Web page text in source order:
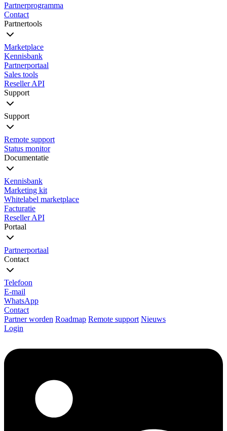
Partnerprogramma
Contact
Partnertools
Marketplace
Kennisbank
Partnerportaal
Sales tools
Reseller API
Support
Support
Remote support
Status monitor
Documentatie
Kennisbank
Marketing kit
Whitelabel marketplace
Facturatie
Reseller API
Portaal
Partnerportaal
Contact
Telefoon
E-mail
WhatsApp
Contact
Partner worden Roadmap Remote support Nieuws
Login